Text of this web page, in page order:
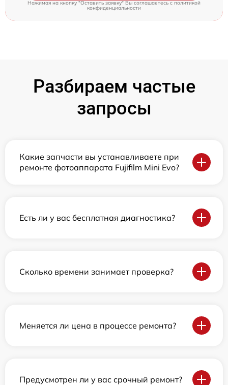
Нажимая на кнопку "Оставить заявку" Вы соглашаетесь c политикой
конфиденциальности
Разбираем частые
запросы
Какие запчасти вы устанавливаете при
ремонте фотоаппарата Fujifilm Mini Evo?
Есть ли у вас бесплатная диагностика?
Сколько времени занимает проверка?
Меняется ли цена в процессе ремонта?
Предусмотрен ли у вас срочный ремонт?